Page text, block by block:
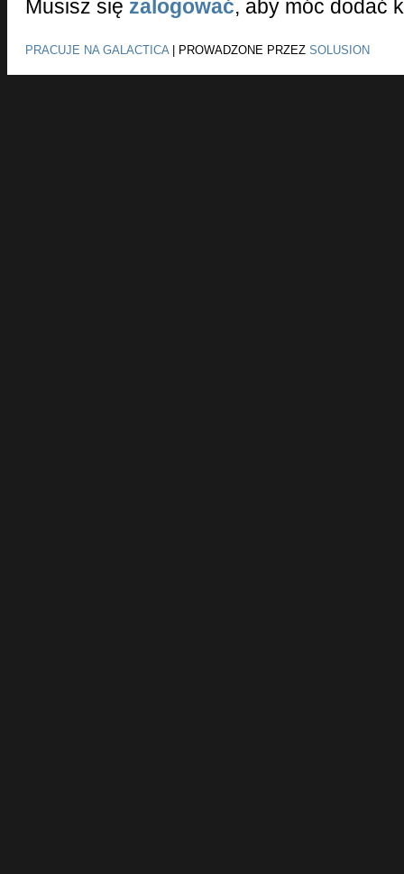
Musisz się zalogować, aby móc dodać
PRACUJE NA GALACTICA | PROWADZONE PRZEZ SOLUSION